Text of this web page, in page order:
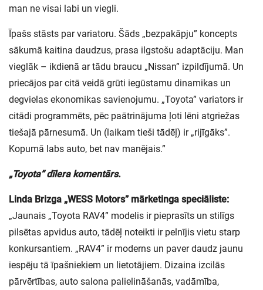
man ne visai labi un viegli.
Īpašs stāsts par variatoru. Šāds „bezpakāpju” koncepts
sākumā kaitina daudzus, prasa ilgstošu adaptāciju. Man
vieglāk – ikdienā ar tādu braucu „Nissan” izpildījumā. Un
priecājos par citā veidā grūti iegūstamu dinamikas un
degvielas ekonomikas savienojumu. „Toyota” variators ir
citādi programmēts, pēc paātrinājuma ļoti lēni atgriežas
tiešajā pārnesumā. Un (laikam tieši tādēļ) ir „rijīgāks”.
Kopumā labs auto, bet nav manējais.”
„Toyota” dīlera komentārs.
Linda Brizga „WESS Motors” mārketinga speciāliste:
„Jaunais „Toyota RAV4” modelis ir pieprasīts un stilīgs
pilsētas apvidus auto, tādēļ noteikti ir pelnījis vietu starp
konkursantiem. „RAV4” ir moderns un paver daudz jaunu
iespēju tā īpašniekiem un lietotājiem. Dizaina izcilās
pārvērtības, auto salona palielināšanās, vadāmība,